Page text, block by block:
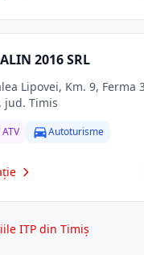
2016 SRL
jud. Timis
Autoturisme
ITP din Timiș